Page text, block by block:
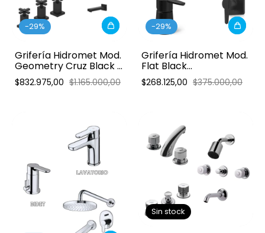
-29%
Grifería Hidromet Mod.
Geometry Cruz Black -
Combo
$832.975,00 $1.165.000,00
-29%
Grifería Hidromet Mod.
Flat Black
Monocomando -
Combo
$268.125,00 $375.000,00
Sin stock